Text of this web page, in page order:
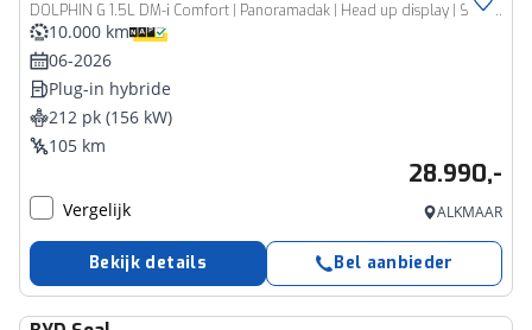
DOLPHIN G 1.5L DM-i Comfort | Panoramadak | Head up display | Stoelverwarming
10.000 km
06-2026
Plug-in hybride
212 pk (156 kW)
105 km
28.990,-
Vergelijk ALKMAAR
Bekijk details Bel aanbieder